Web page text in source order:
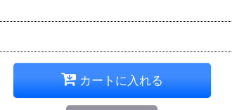
カートに入れる